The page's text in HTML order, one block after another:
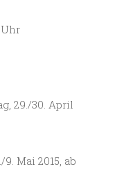
Uhr
29./30. April
Mai 2015, ab